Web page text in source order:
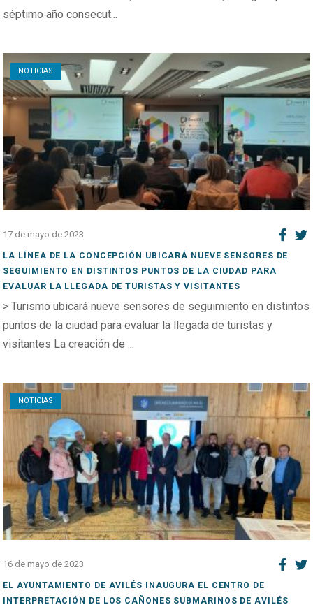
séptimo año consecut...
NOTICIAS
Open post
17 de mayo de 2023
LA LÍNEA DE LA CONCEPCIÓN UBICARÁ NUEVE SENSORES DE
SEGUIMIENTO EN DISTINTOS PUNTOS DE LA CIUDAD PARA
EVALUAR LA LLEGADA DE TURISTAS Y VISITANTES
> Turismo ubicará nueve sensores de seguimiento en distintos
puntos de la ciudad para evaluar la llegada de turistas y
visitantes La creación de ...
NOTICIAS
Open post
16 de mayo de 2023
EL AYUNTAMIENTO DE AVILÉS INAUGURA EL CENTRO DE
INTERPRETACIÓN DE LOS CAÑONES SUBMARINOS DE AVILÉS